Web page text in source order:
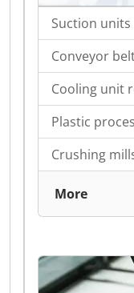
Suction
Conveyor
Cooling unit
Plastic
Crushing
More